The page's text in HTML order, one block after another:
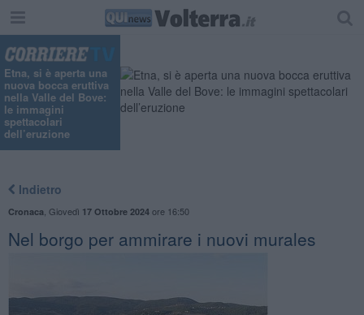
Etna, si è aperta una
nuova bocca eruttiva
nella Valle del Bove:
le immagini
spettacolari
dell’eruzione
Indietro
Cronaca Giovedì 17 Ottobre 2024ore 16:50
Nel borgo per ammirare i nuovi murales